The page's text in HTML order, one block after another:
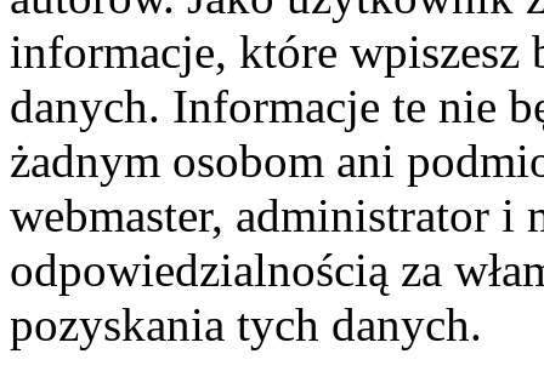
informacje, które wpiszesz
danych. Informacje te nie
żadnym osobom ani
webmaster, administrator i
odpowiedzialnością za
pozyskania tych danych.